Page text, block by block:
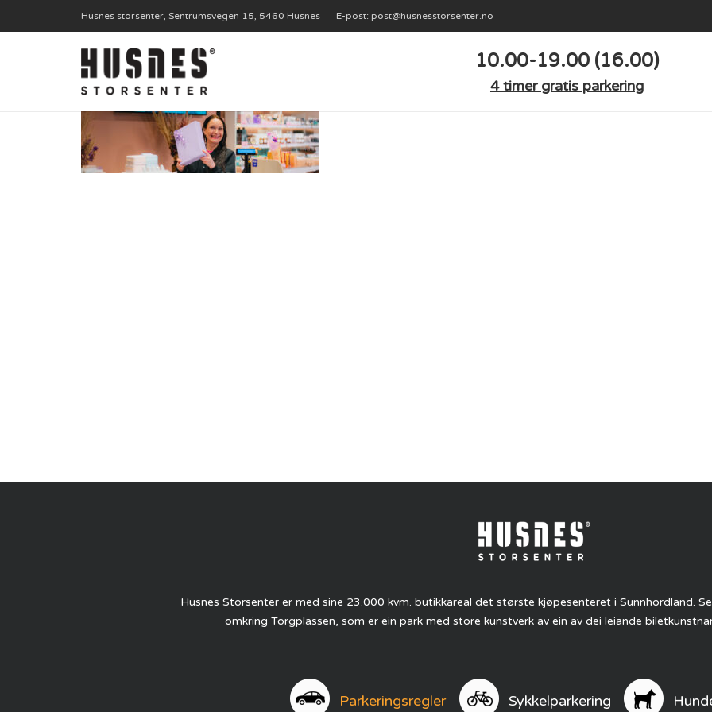
Husnes storsenter, Sentrumsvegen 15, 5460 Husnes E-post: post@husnesstorsenter.no
10.00-19.00 (16.00)
4 timer gratis parkering
Husnes Storsenter er med sine 23.000 kvm. butikkareal det største kjøpesenteret i Sunnhordland.
omkring Torgplassen, som er ein park med store kunstverk av ein av dei leiande
Parkeringsregler Sykkelparkering